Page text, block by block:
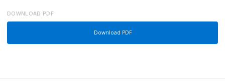
DOWNLOAD PDF
Download PDF